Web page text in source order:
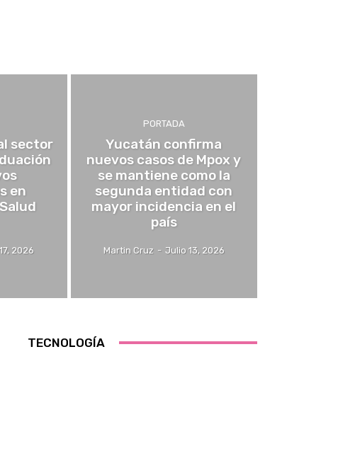
sector
en
2026
PORTADA
Yucatán confirma
nuevos casos de Mpox y
se mantiene como la
segunda entidad con
mayor incidencia en el
país
Martin Cruz - Julio 13, 2026
TECNOLOGÍA